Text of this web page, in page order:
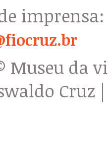
imprensa:
Museu da
Cruz |